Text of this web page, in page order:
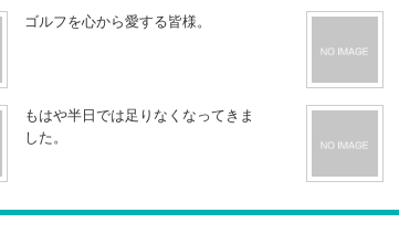
ゴルフを心から愛する皆様。
もはや半日では足りなくなってきま
した。